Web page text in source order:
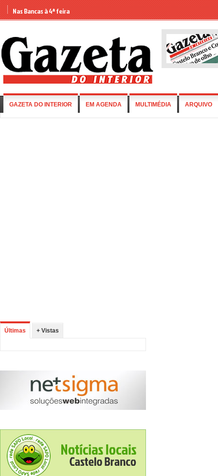
Nas Bancas à 4ª feira
GAZETA DO INTERIOR EM AGENDA MULTIMÉDIA ARQUIVO
Últimas + Vistas